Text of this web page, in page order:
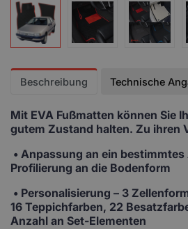
Beschreibung Technische
Mit EVA Fußmatten können Sie
gutem Zustand halten. Zu ihren
• Anpassung an ein
Profilierung an die Bodenform
• Personalisierung – 3
16 Teppichfarben, 22
Anzahl an Set-Elementen